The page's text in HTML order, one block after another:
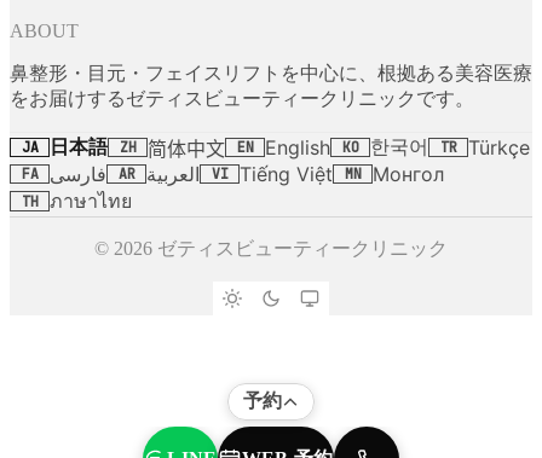
ABOUT
鼻整形・目元・フェイスリフトを中心に、根拠ある美容医療
をお届けするゼティスビューティークリニックです。
JA 日本語 ZH 简体中文 EN English KO 한국어 TR Türkçe
FA فارسی AR العربية VI Tiếng Việt MN Монгол
TH ภาษาไทย
© 2026 ゼティスビューティークリニック
予約